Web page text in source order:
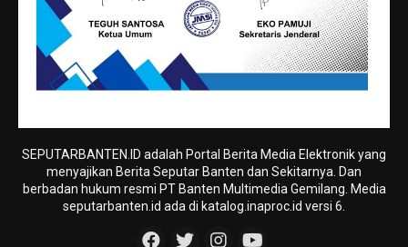
SEPUTARBANTEN.ID adalah Portal Berita Media Elektronik yang
menyajikan Berita Seputar Banten dan Sekitarnya. Dan
berbadan hukum resmi PT Banten Multimedia Gemilang. Media
seputarbanten.id ada di katalog.inaproc.id versi 6.